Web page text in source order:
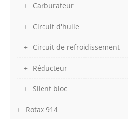
Carburateur
Circuit d'huile
Circuit de refroidissement
Réducteur
Silent bloc
Rotax 914